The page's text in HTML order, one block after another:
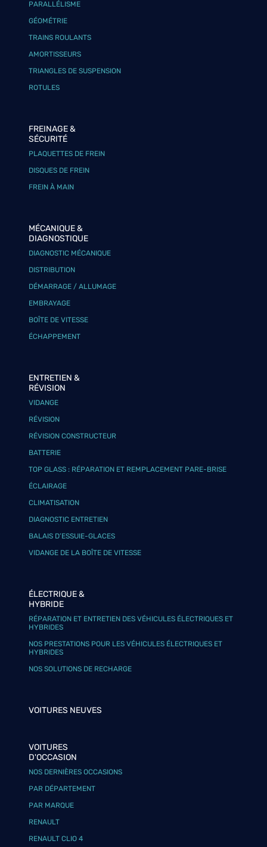
PARALLÉLISME
GÉOMÉTRIE
TRAINS ROULANTS
AMORTISSEURS
TRIANGLES DE SUSPENSION
ROTULES
FREINAGE &
SÉCURITÉ
PLAQUETTES DE FREIN
DISQUES DE FREIN
FREIN À MAIN
MÉCANIQUE &
DIAGNOSTIQUE
DIAGNOSTIC MÉCANIQUE
DISTRIBUTION
DÉMARRAGE / ALLUMAGE
EMBRAYAGE
BOÎTE DE VITESSE
ÉCHAPPEMENT
ENTRETIEN &
RÉVISION
VIDANGE
RÉVISION
RÉVISION CONSTRUCTEUR
BATTERIE
TOP GLASS : RÉPARATION ET REMPLACEMENT PARE-BRISE
ÉCLAIRAGE
CLIMATISATION
DIAGNOSTIC ENTRETIEN
BALAIS D’ESSUIE-GLACES
VIDANGE DE LA BOÎTE DE VITESSE
ÉLECTRIQUE &
HYBRIDE
RÉPARATION ET ENTRETIEN DES VÉHICULES ÉLECTRIQUES ET
HYBRIDES
NOS PRESTATIONS POUR LES VÉHICULES ÉLECTRIQUES ET
HYBRIDES
NOS SOLUTIONS DE RECHARGE
VOITURES NEUVES
VOITURES
D'OCCASION
NOS DERNIÈRES OCCASIONS
PAR DÉPARTEMENT
PAR MARQUE
RENAULT
RENAULT CLIO 4